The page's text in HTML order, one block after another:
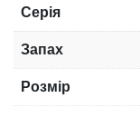
Серія
Запах
Розмір